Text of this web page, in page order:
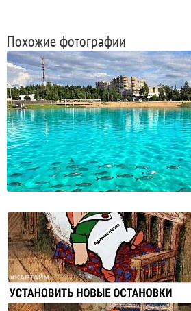
Похожие фотографии